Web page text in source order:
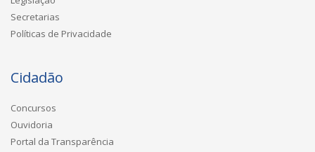
Secretarias
Políticas de Privacidade
Cidadão
Concursos
Ouvidoria
Portal da Transparência